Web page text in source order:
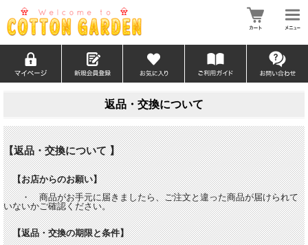
返品・交換について
【返品・交換について 】
【お店からのお願い】
・ 商品がお手元に届きましたら、ご注文と違った商品が届けられて
いないかご確認ください。
【返品・交換の期限と条件】